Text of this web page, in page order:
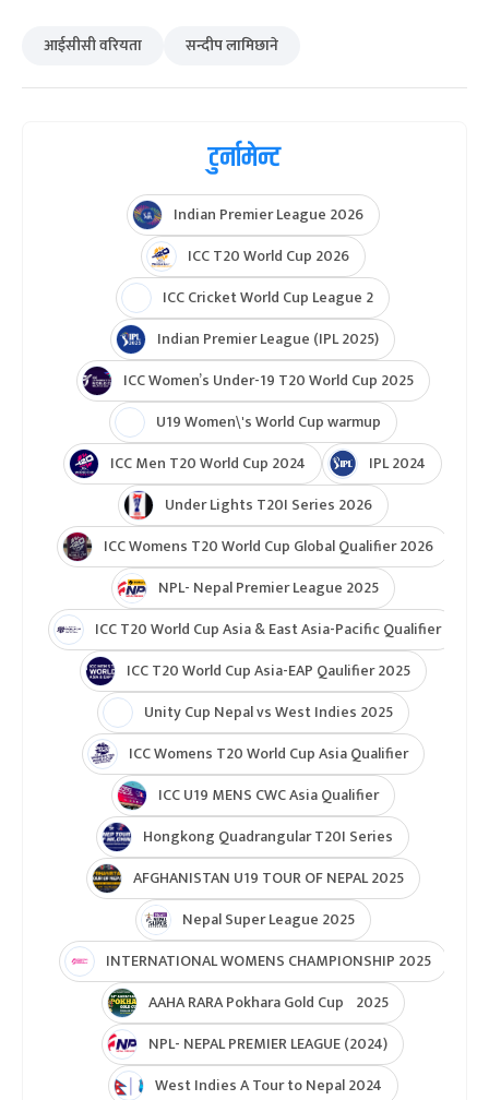
आईसीसी वरियता सन्दीप लामिछाने
टुर्नामेन्ट
Indian Premier League 2026
ICC T20 World Cup 2026
ICC Cricket World Cup League 2
Indian Premier League (IPL 2025)
ICC Women’s Under-19 T20 World Cup 2025
U19 Women\'s World Cup warmup
ICC Men T20 World Cup 2024
IPL 2024
Under Lights T20I Series 2026
ICC Womens T20 World Cup Global Qualifier 2026
NPL- Nepal Premier League 2025
ICC T20 World Cup Asia & East Asia-Pacific Qualifier
ICC T20 World Cup Asia-EAP Qaulifier 2025
Unity Cup Nepal vs West Indies 2025
ICC Womens T20 World Cup Asia Qualifier
ICC U19 MENS CWC Asia Qualifier
Hongkong Quadrangular T20I Series
AFGHANISTAN U19 TOUR OF NEPAL 2025
Nepal Super League 2025
INTERNATIONAL WOMENS CHAMPIONSHIP 2025
AAHA RARA Pokhara Gold Cup 2025
NPL- NEPAL PREMIER LEAGUE (2024)
West Indies A Tour to Nepal 2024